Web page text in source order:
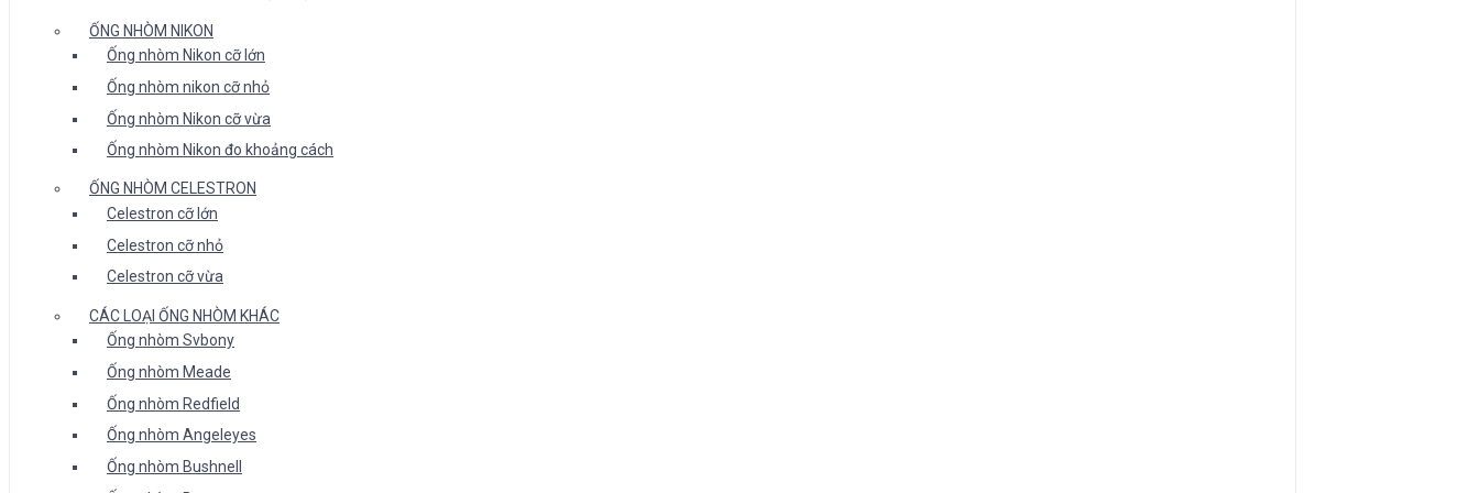
ỐNG NHÒM NIKON
Ống nhòm Nikon cỡ lớn
Ống nhòm nikon cỡ nhỏ
Ống nhòm Nikon cỡ vừa
Ống nhòm Nikon đo khoảng cách
ỐNG NHÒM CELESTRON
Celestron cỡ lớn
Celestron cỡ nhỏ
Celestron cỡ vừa
CÁC LOẠI ỐNG NHÒM KHÁC
Ống nhòm Svbony
Ống nhòm Meade
Ống nhòm Redfield
Ống nhòm Angeleyes
Ống nhòm Bushnell